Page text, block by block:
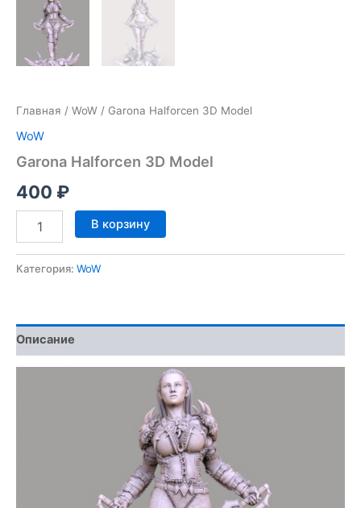
Главная / WoW / Garona Halforcen 3D Model
WoW
Garona Halforcen 3D Model
400 ₽
Количество
товара
Halforcen
В корзину
Категория: WoW
Описание